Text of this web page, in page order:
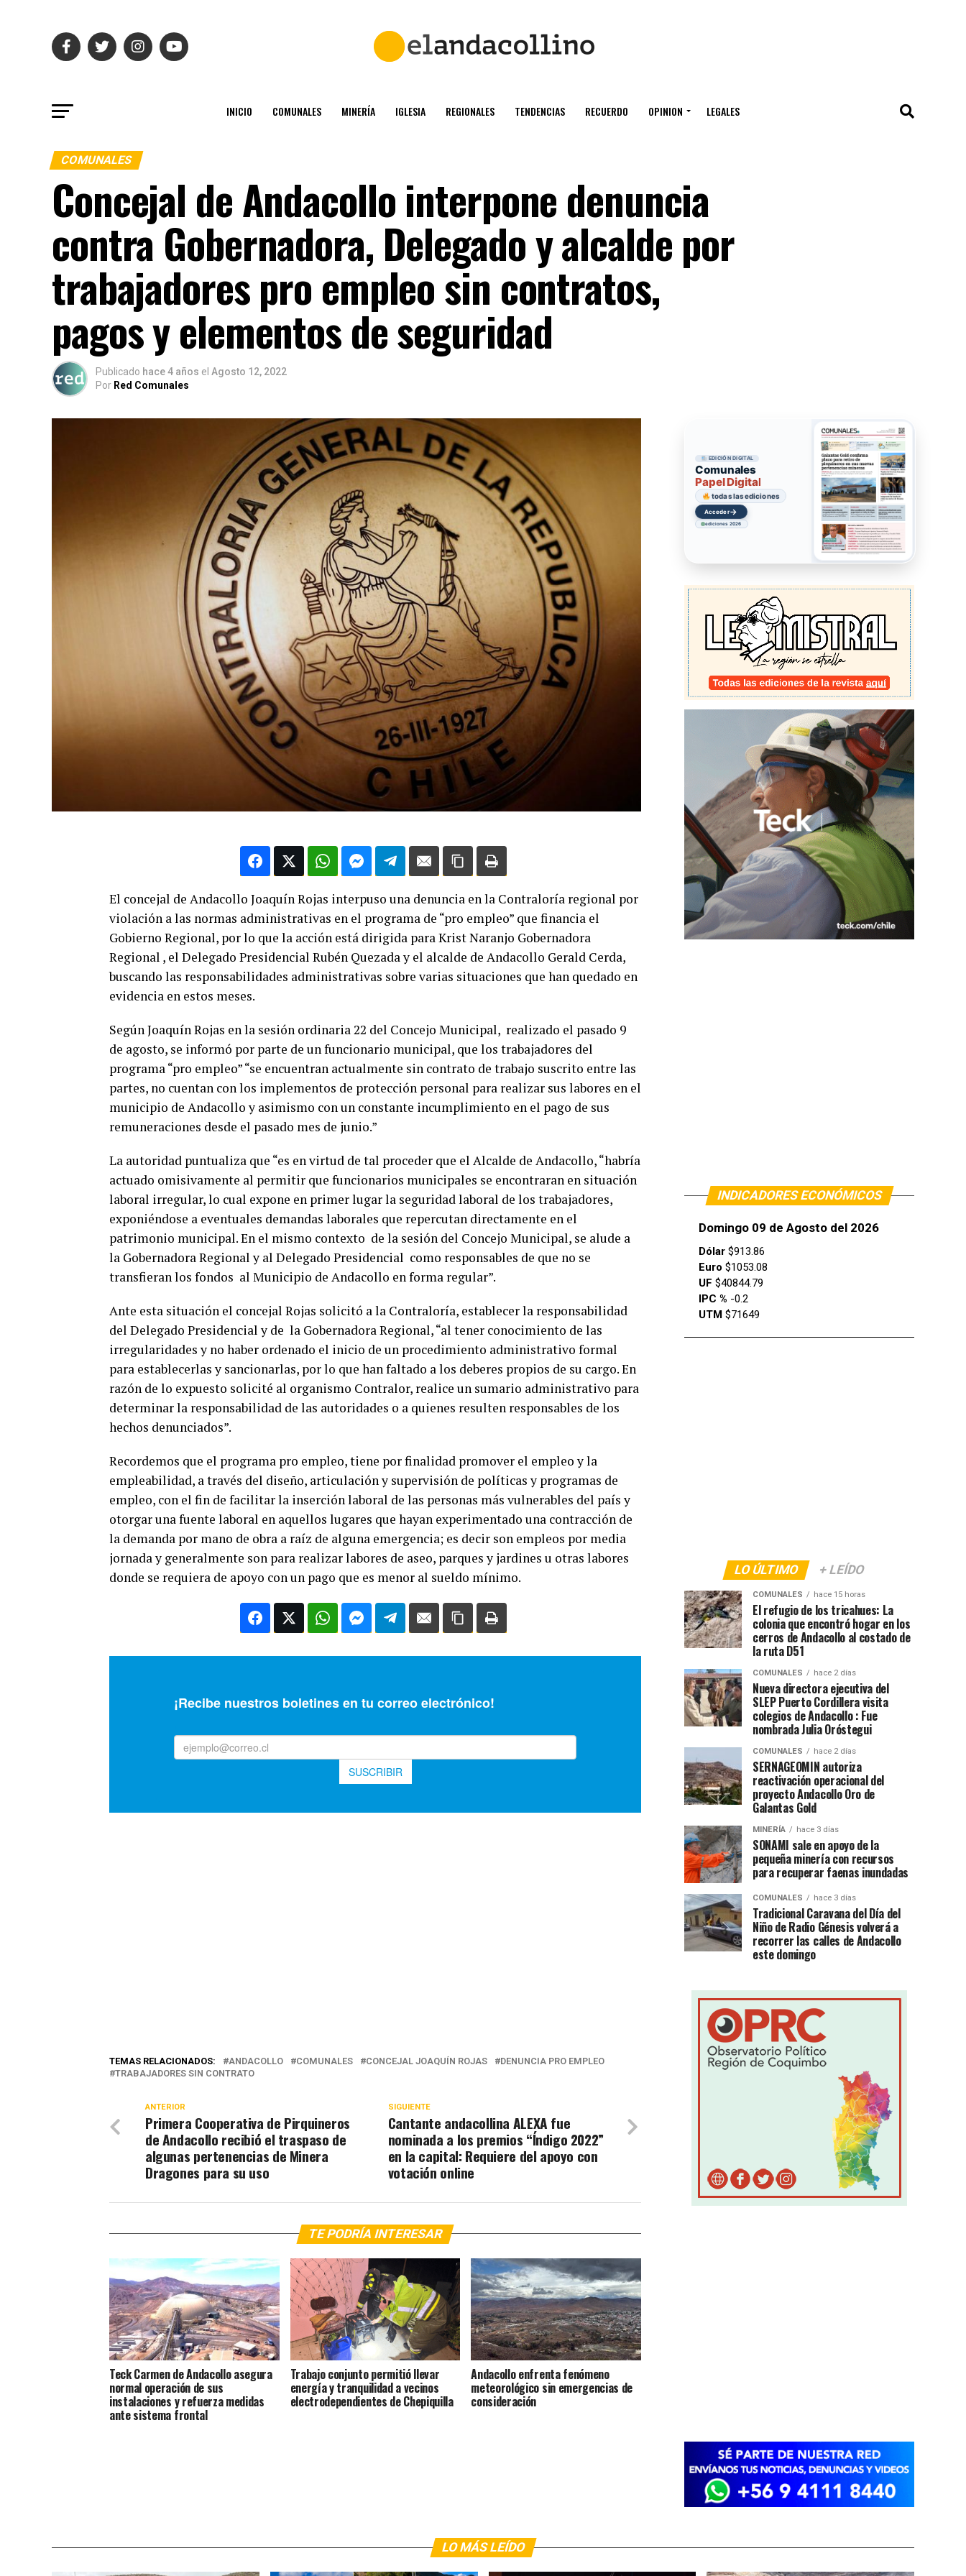
INICIO COMUNALES MINERÍA IGLESIA REGIONALES TENDENCIAS RECUERDO OPINION LEGALES
COMUNALES
Concejal de Andacollo interpone denuncia
contra Gobernadora, Delegado y alcalde por
trabajadores pro empleo sin contratos,
pagos y elementos de seguridad
Publicado hace 4 años el Agosto 12, 2022
Por Red Comunales
El concejal de Andacollo Joaquín Rojas interpuso una denuncia en la Contraloría regional por
violación a las normas administrativas en el programa de “pro empleo” que financia el
Gobierno Regional, por lo que la acción está dirigida para Krist Naranjo Gobernadora
Regional , el Delegado Presidencial Rubén Quezada y el alcalde de Andacollo Gerald Cerda,
buscando las responsabilidades administrativas sobre varias situaciones que han quedado en
evidencia en estos meses.
Según Joaquín Rojas en la sesión ordinaria 22 del Concejo Municipal, realizado el pasado 9
de agosto, se informó por parte de un funcionario municipal, que los trabajadores del
programa “pro empleo” “se encuentran actualmente sin contrato de trabajo suscrito entre las
partes, no cuentan con los implementos de protección personal para realizar sus labores en el
municipio de Andacollo y asimismo con un constante incumplimiento en el pago de sus
remuneraciones desde el pasado mes de junio.”
La autoridad puntualiza que “es en virtud de tal proceder que el Alcalde de Andacollo, “habría
actuado omisivamente al permitir que funcionarios municipales se encontraran en situación
laboral irregular, lo cual expone en primer lugar la seguridad laboral de los trabajadores,
exponiéndose a eventuales demandas laborales que repercutan directamente en el
patrimonio municipal. En el mismo contexto de la sesión del Concejo Municipal, se alude a
la Gobernadora Regional y al Delegado Presidencial como responsables de que no se
transfieran los fondos al Municipio de Andacollo en forma regular”.
Ante esta situación el concejal Rojas solicitó a la Contraloría, establecer la responsabilidad
del Delegado Presidencial y de la Gobernadora Regional, “al tener conocimiento de las
irregularidades y no haber ordenado el inicio de un procedimiento administrativo formal
para establecerlas y sancionarlas, por lo que han faltado a los deberes propios de su cargo. En
razón de lo expuesto solicité al organismo Contralor, realice un sumario administrativo para
determinar la responsabilidad de las autoridades o a quienes resulten responsables de los
hechos denunciados”.
Recordemos que el programa pro empleo, tiene por finalidad promover el empleo y la
empleabilidad, a través del diseño, articulación y supervisión de políticas y programas de
empleo, con el fin de facilitar la inserción laboral de las personas más vulnerables del país y
otorgar una fuente laboral en aquellos lugares que hayan experimentado una contracción de
la demanda por mano de obra a raíz de alguna emergencia; es decir son empleos por media
jornada y generalmente son para realizar labores de aseo, parques y jardines u otras labores
donde se requiera de apoyo con un pago que es menor al sueldo mínimo.
TEMAS RELACIONADOS: ANDACOLLO COMUNALES CONCEJAL JOAQUÍN ROJAS
DENUNCIA PRO EMPLEO
TRABAJADORES SIN CONTRATO
SIGUIENTE
Cantante andacollina ALEXA fue
nominada a los premios “Índigo 2022”
en la capital: Requiere del apoyo con
votación online
ANTERIOR
Primera Cooperativa de Pirquineros
de Andacollo recibió el traspaso de
algunas pertenencias de Minera
Dragones para su uso
TE PODRÍA INTERESAR
Teck Carmen de Andacollo asegura
normal operación de sus
instalaciones y refuerza medidas
ante sistema frontal
Trabajo conjunto permitió llevar
energía y tranquilidad a vecinos
electrodependientes de Chepiquilla
Andacollo enfrenta fenómeno
meteorológico sin emergencias de
consideración
EDICIÓN DIGITAL
Comunales
Papel Digital
todas las ediciones
Acceder→
ediciones 2026
INDICADORES ECONÓMICOS
Domingo 09 de Agosto del 2026
Dólar $913.86
Euro $1053.08
UF $40844.79
IPC % -0.2
UTM $71649
LO ÚLTIMO + LEÍDO
COMUNALES hace 15 horas
El refugio de los tricahues: La
colonia que encontró hogar en los
cerros de Andacollo al costado de
la ruta D51
COMUNALES hace 2 días
Nueva directora ejecutiva del
SLEP Puerto Cordillera visita
colegios de Andacollo : Fue
nombrada Julia Oróstegui
COMUNALES hace 2 días
SERNAGEOMIN autoriza
reactivación operacional del
proyecto Andacollo Oro de
Galantas Gold
MINERÍA hace 3 días
SONAMI sale en apoyo de la
pequeña minería con recursos
para recuperar faenas inundadas
COMUNALES hace 3 días
Tradicional Caravana del Día del
Niño de Radio Génesis volverá a
recorrer las calles de Andacollo
este domingo
LO MÁS LEÍDO